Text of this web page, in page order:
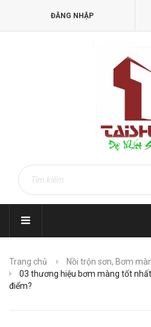
ĐĂNG NHẬP
Trang chủ
Nồi trộn sơn, Bơm
03 thương hiệu bơm màng tốt
điểm?